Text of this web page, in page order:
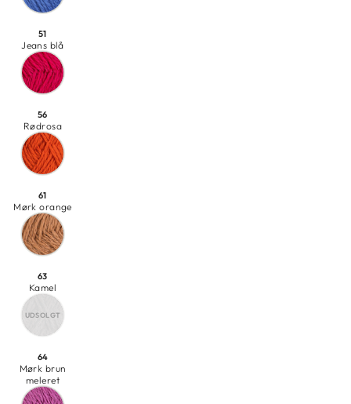
51
Jeans blå
56
Rødrosa
61
Mørk orange
63
Kamel
64
Mørk brun
meleret